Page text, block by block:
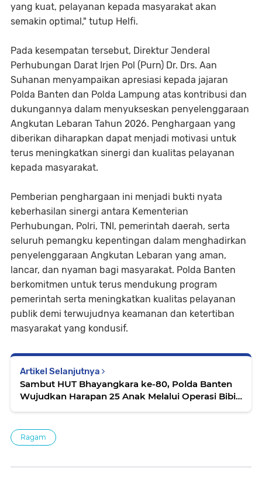
yang kuat, pelayanan kepada masyarakat akan
semakin optimal," tutup Helfi.
Pada kesempatan tersebut, Direktur Jenderal
Perhubungan Darat Irjen Pol (Purn) Dr. Drs. Aan
Suhanan menyampaikan apresiasi kepada jajaran
Polda Banten dan Polda Lampung atas kontribusi dan
dukungannya dalam menyukseskan penyelenggaraan
Angkutan Lebaran Tahun 2026. Penghargaan yang
diberikan diharapkan dapat menjadi motivasi untuk
terus meningkatkan sinergi dan kualitas pelayanan
kepada masyarakat.
Pemberian penghargaan ini menjadi bukti nyata
keberhasilan sinergi antara Kementerian
Perhubungan, Polri, TNI, pemerintah daerah, serta
seluruh pemangku kepentingan dalam menghadirkan
penyelenggaraan Angkutan Lebaran yang aman,
lancar, dan nyaman bagi masyarakat. Polda Banten
berkomitmen untuk terus mendukung program
pemerintah serta meningkatkan kualitas pelayanan
publik demi terwujudnya keamanan dan ketertiban
masyarakat yang kondusif.
Artikel Selanjutnya
Sambut HUT Bhayangkara ke-80, Polda Banten
Wujudkan Harapan 25 Anak Melalui Operasi Bibir
Ragam